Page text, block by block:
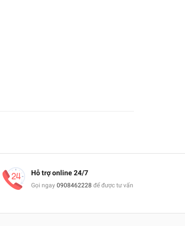
Hỗ trợ online 24/7
Gọi ngay 0908462228 để được tư vấn